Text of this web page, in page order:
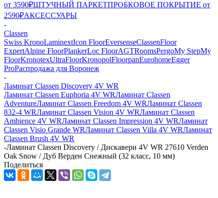
от 3590₽ШТУЧНЫЙ ПАРКЕТПРОБКОВОЕ ПОКРЫТИЕ от
2590₽АКСЕССУАРЫ
-
Classen
Swiss KronoLaminextIcon FloorEversenseClassenFloor
ExpertAlpine FloorPlankerLoc FloorAGTRoomsPergoMy StepMy
FloorKronotexUltraFloorKronopolFloorpanEurohomeEgger
ProРаспродажа для Воронеж
-
Ламинат Classen Discovery 4V WR
Ламинат Classen Euphoria 4V WRЛаминат Classen
AdventureЛаминат Classen Freedom 4V WRЛаминат Classen
832-4 WRЛаминат Classen Vision 4V WRЛаминат Classen
Ambience 4V WRЛаминат Classen Impression 4V WRЛаминат
Classen Visio Grande WRЛаминат Classen Villa 4V WRЛаминат
Classen Brush 4V WR
-Ламинат Classen Discovery / Дискавери 4V WR 27610 Verden
Oak Snow / Дуб Верден Снежный (32 класс, 10 мм)
Поделиться